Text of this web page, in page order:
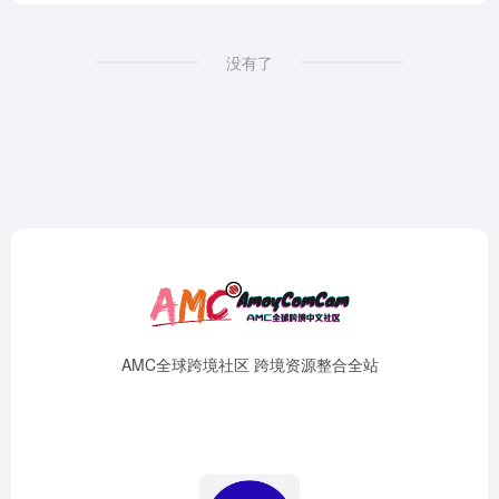
没有了
AMC全球跨境社区 跨境资源整合全站